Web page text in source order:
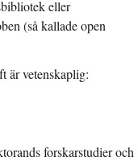
eller
(så kallade open
är vetenskaplig:
forskarstudier och